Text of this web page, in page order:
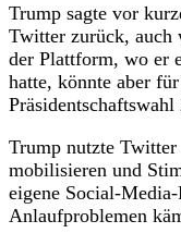
Trump sagte vor
Twitter zurück, auch
der Plattform, wo er
hatte, könnte aber
Trump nutzte Twitter
mobilisieren und
eigene Social-
Anlaufproblemen